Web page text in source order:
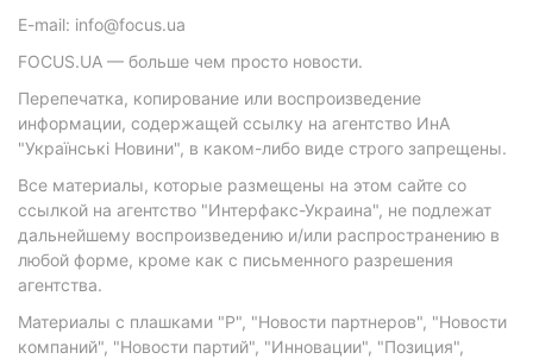
E-mail: info@focus.ua
FOCUS.UA — больше чем просто новости.
Перепечатка, копирование или воспроизведение
информации, содержащей ссылку на агентство ИнА
"Українські Новини", в каком-либо виде строго запрещены.
Все материалы, которые размещены на этом сайте со
ссылкой на агентство "Интерфакс-Украина", не подлежат
дальнейшему воспроизведению и/или распространению в
любой форме, кроме как с письменного разрешения
агентства.
Материалы с плашками "Р", "Новости партнеров", "Новости
компаний", "Новости партий", "Инновации", "Позиция",